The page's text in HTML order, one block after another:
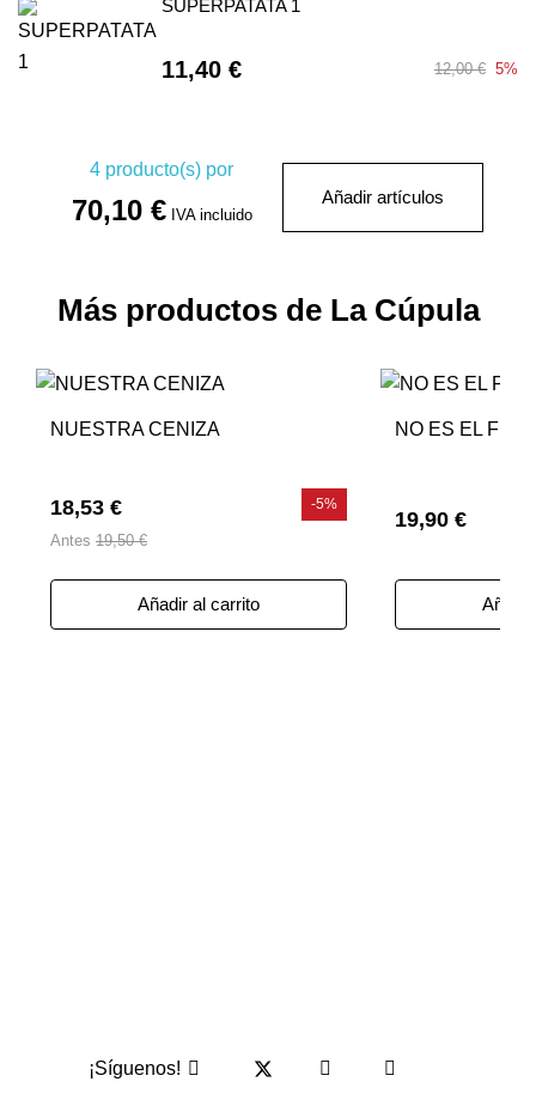
SUPERPATATA 1
11,40 € 12,00 € 5%
4 producto(s) por
70,10 € IVA incluido
Añadir artículos
Más productos de La Cúpula
NUESTRA CENIZA
18,53 €
Antes 19,50 €
-5%
Añadir al carrito
NO ES EL FIN
19,90 €
¡Síguenos!